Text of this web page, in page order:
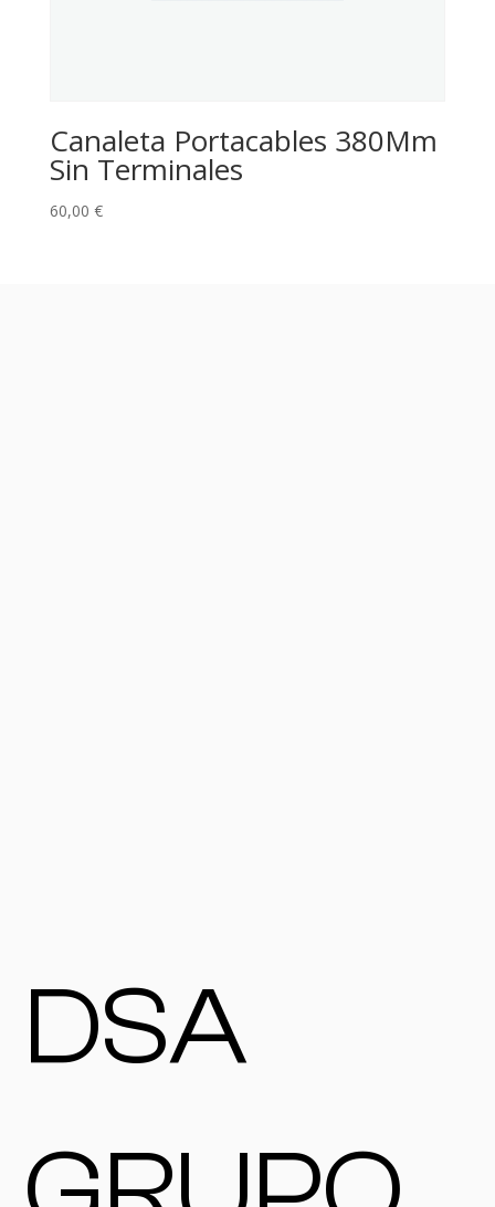
Canaleta Portacables 380Mm
Sin Terminales
60,00 €
DSA